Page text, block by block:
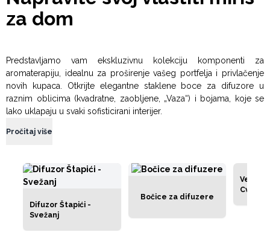
za dom
Predstavljamo vam ekskluzivnu kolekciju komponenti za
aromaterapiju, idealnu za proširenje vašeg portfelja i privlačenje
novih kupaca. Otkrijte elegantne staklene boce za difuzore u
raznim oblicima (kvadratne, zaobljene, „Vaza“) i bojama, koje se
lako uklapaju u svaki sofisticirani interijer.
Pročitaj više
Difuzor Štapići -
Svežanj
Bočice za difuzere
Cvijeće